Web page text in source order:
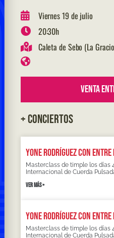
Viernes 19 de julio
20:30h
Caleta de Sebo (La
Venta
+ CONCIERTOS
Yone Rodríguez con
Masterclass de timple los días
Internacional de Cuerda
VER MÁS »
Yone Rodríguez con
Masterclass de timple los días
Internacional de Cuerda